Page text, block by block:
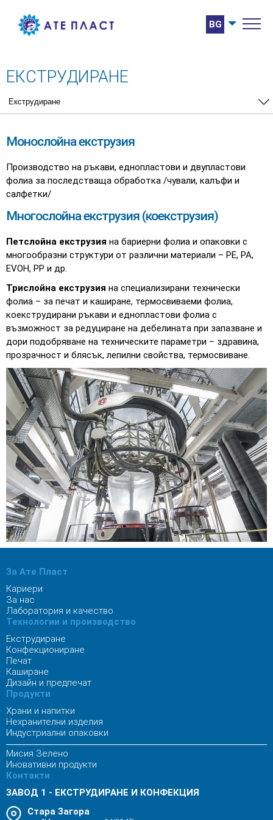
BG
ЕКСТРУДИРАНЕ
Монослойна екструзия
Производство на ръкави, еднопластови и двупластови
фолиа за последстваща обработка /чували, калъфи и
салфетки/
Многослойна екструзия (коекструзия)
Петслойна екструзия на бариерни фолиа и опаковки с
многообразни структури от различни материали – PE, PA,
EVOH, PP и др.
Трислойна екструзия на специализирани технически
фолиа – за печат и каширане, термосвиваеми фолиа,
коекструдирани ръкави и еднопластови фолиа с
възможност за редуциране на дебелината при запазване и
дори подобряване на техническите параметри – здравина,
прозрачност и блясък, лепилни свойства, термосвиване.
За Ате Пласт
Кариери
За нас
Лаборатория и качество
Технологии и производство
Екструдиране
Конфекциониране
Печат
Каширане
Дизайн и предпечат
Продукти
Храни и напитки
Нехранителни изделия
Индустриални опаковки
Мисия Зелено
Иновативни продукти
Контакти
ЗАВОД 1 - ЕКСТРУДИРАНЕ И КОНФЕКЦИЯ
Стара Загора